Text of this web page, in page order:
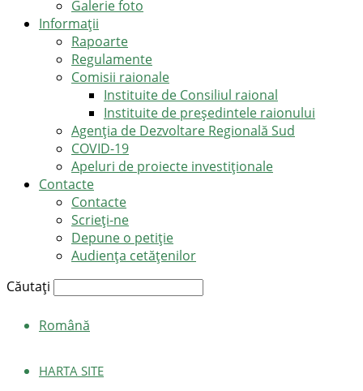
Galerie foto
Informații
Rapoarte
Regulamente
Comisii raionale
Instituite de Consiliul raional
Instituite de președintele raionului
Agenția de Dezvoltare Regională Sud
COVID-19
Apeluri de proiecte investiționale
Contacte
Contacte
Scrieți-ne
Depune o petiție
Audiența cetățenilor
Căutați
Română
HARTA SITE